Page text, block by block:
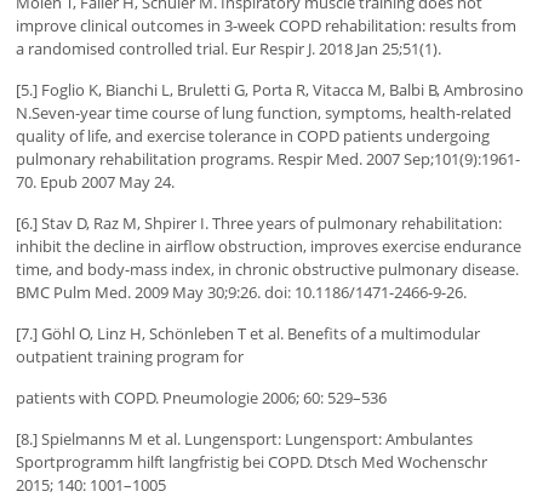
improve clinical outcomes in 3-week COPD rehabilitation: results from
a randomised controlled trial. Eur Respir J. 2018 Jan 25;51(1).
[5.] Foglio K, Bianchi L, Bruletti G, Porta R, Vitacca M, Balbi B, Ambrosino
N.Seven-year time course of lung function, symptoms, health-related
quality of life, and exercise tolerance in COPD patients undergoing
pulmonary rehabilitation programs. Respir Med. 2007 Sep;101(9):1961-
70. Epub 2007 May 24.
[6.] Stav D, Raz M, Shpirer I. Three years of pulmonary rehabilitation:
inhibit the decline in airflow obstruction, improves exercise endurance
time, and body-mass index, in chronic obstructive pulmonary disease.
BMC Pulm Med. 2009 May 30;9:26. doi: 10.1186/1471-2466-9-26.
[7.] Göhl O, Linz H, Schönleben T et al. Benefits of a multimodular
outpatient training program for
patients with COPD. Pneumologie 2006; 60: 529–536
[8.] Spielmanns M et al. Lungensport: Lungensport: Ambulantes
Sportprogramm hilft langfristig bei COPD. Dtsch Med Wochenschr
2015; 140: 1001–1005